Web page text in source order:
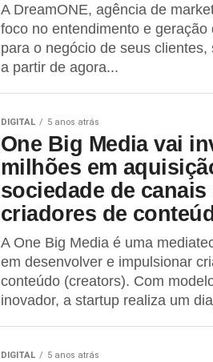
A DreamONE, agência de
foco no entendimento e geração
para o negócio de seus clientes,
a partir de agora...
DIGITAL 5 anos atrás
One Big Media vai
milhões em
sociedade de canais
criadores de
A One Big Media é uma
em desenvolver e impulsionar
conteúdo (creators). Com
inovador, a startup realiza um
DIGITAL 5 anos atrás